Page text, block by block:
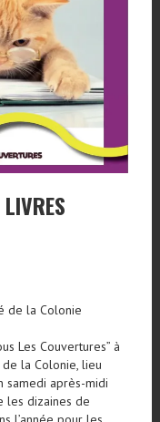
de la Colonie
Les Couvertures” à
la Colonie, lieu
samedi après-midi
les dizaines de